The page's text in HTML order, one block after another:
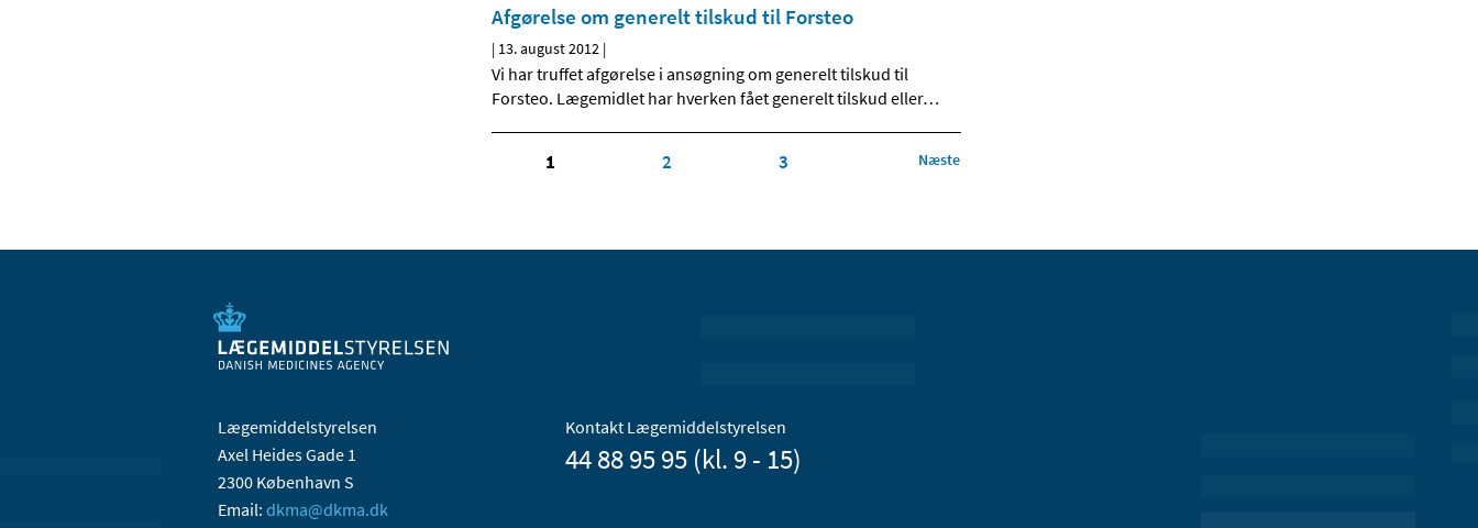
Afgørelse om generelt tilskud til Forsteo
| 13. august 2012 |
Vi har truffet afgørelse i ansøgning om generelt tilskud til
Forsteo. Lægemidlet har hverken fået generelt tilskud eller…
1 2 3 Næste
Lægemiddelstyrelsen
Axel Heides Gade 1
2300 København S
Email: dkma@dkma.dk
Kontakt Lægemiddelstyrelsen
44 88 95 95 (kl. 9 - 15)